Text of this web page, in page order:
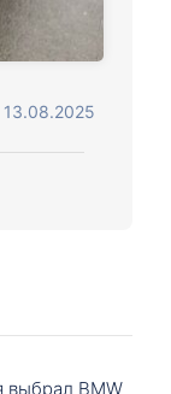
13.08.2025
выбрал BMW